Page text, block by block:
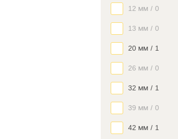
12 мм / 0
13 мм / 0
20 мм / 1
26 мм / 0
32 мм / 1
39 мм / 0
42 мм / 1